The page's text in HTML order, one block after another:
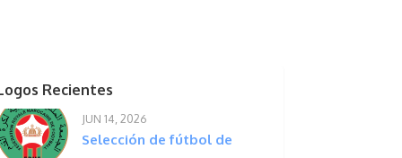
Recientes
JUN 14, 2026
Selección de fútbol de